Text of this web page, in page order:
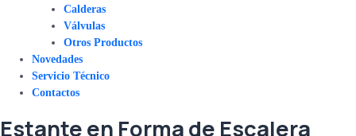
Calderas
Válvulas
Otros Productos
Novedades
Servicio Técnico
Contactos
Estante en Forma de Escalera